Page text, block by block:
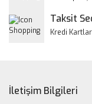
Taksit
Kredi
İletişim Bilgileri